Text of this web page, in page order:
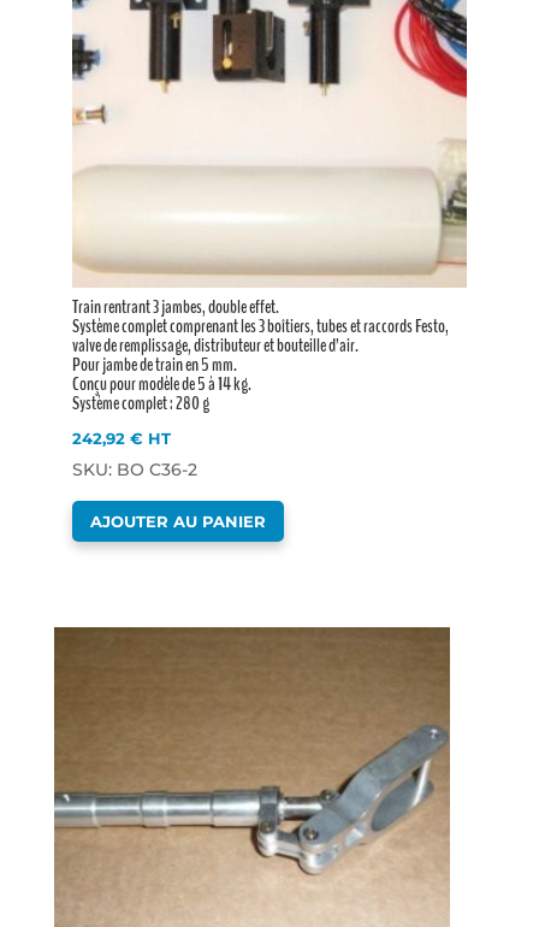
Train rentrant 3 jambes, double effet.
Système complet comprenant les 3 boîtiers, tubes et raccords Festo,
valve de remplissage, distributeur et bouteille d’air.
Pour jambe de train en 5 mm.
Conçu pour modèle de 5 à 14 kg.
Système complet : 280 g
242,92 € HT
SKU: BO C36-2
AJOUTER AU PANIER